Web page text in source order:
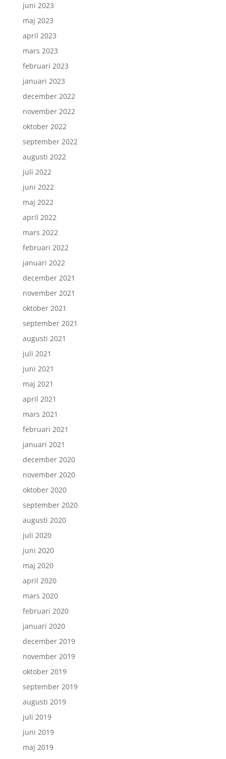
juni 2023
maj 2023
april 2023
mars 2023
februari 2023
januari 2023
december 2022
november 2022
oktober 2022
september 2022
augusti 2022
juli 2022
juni 2022
maj 2022
april 2022
mars 2022
februari 2022
januari 2022
december 2021
november 2021
oktober 2021
september 2021
augusti 2021
juli 2021
juni 2021
maj 2021
april 2021
mars 2021
februari 2021
januari 2021
december 2020
november 2020
oktober 2020
september 2020
augusti 2020
juli 2020
juni 2020
maj 2020
april 2020
mars 2020
februari 2020
januari 2020
december 2019
november 2019
oktober 2019
september 2019
augusti 2019
juli 2019
juni 2019
maj 2019